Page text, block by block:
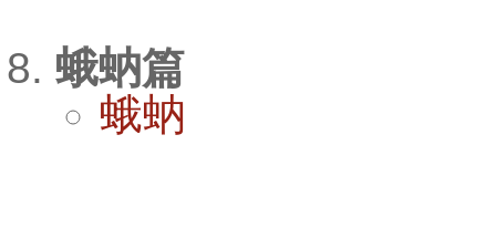
蛾蚋篇
蛾蚋